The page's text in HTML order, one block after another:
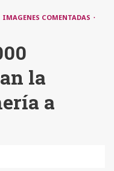
IMAGENES COMENTADAS
la
a